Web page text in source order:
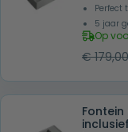
Perfect
5 jaar
Op
€179,00
Fontein